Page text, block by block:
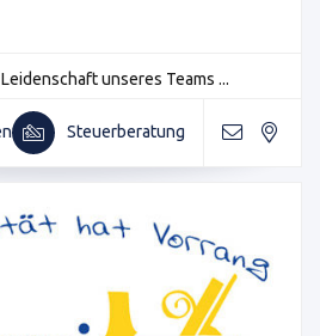
unseres Teams ...
Steuerberatung